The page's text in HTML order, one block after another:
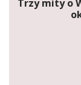
Trzy mity o